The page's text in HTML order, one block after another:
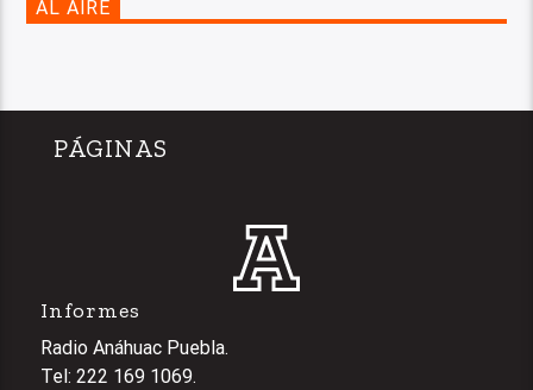
AL AIRE
PÁGINAS
Informes
Radio Anáhuac Puebla.
Tel: 222 169 1069.